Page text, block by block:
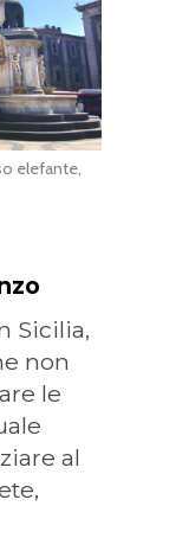
elefante,
Sicilia,
non
le
al